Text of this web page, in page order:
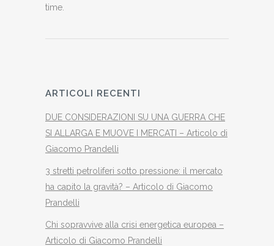
time.
ARTICOLI RECENTI
DUE CONSIDERAZIONI SU UNA GUERRA CHE
SI ALLARGA E MUOVE I MERCATI – Articolo di
Giacomo Prandelli
3 stretti petroliferi sotto pressione: il mercato
ha capito la gravità? – Articolo di Giacomo
Prandelli
Chi sopravvive alla crisi energetica europea –
Articolo di Giacomo Prandelli